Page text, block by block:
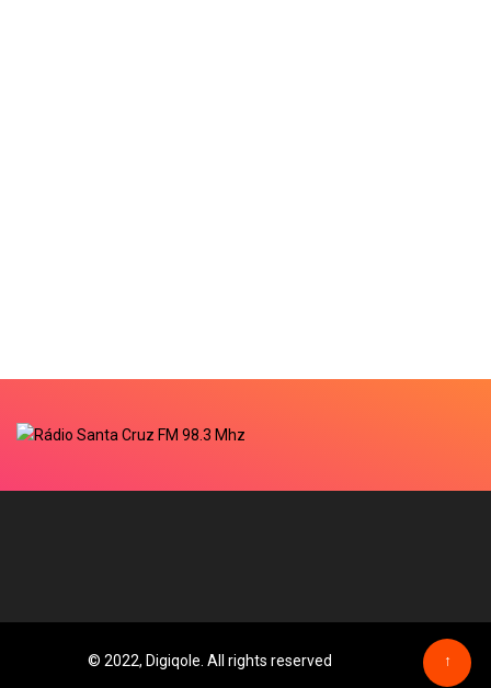
© 2022, Digiqole. All rights reserved ↑